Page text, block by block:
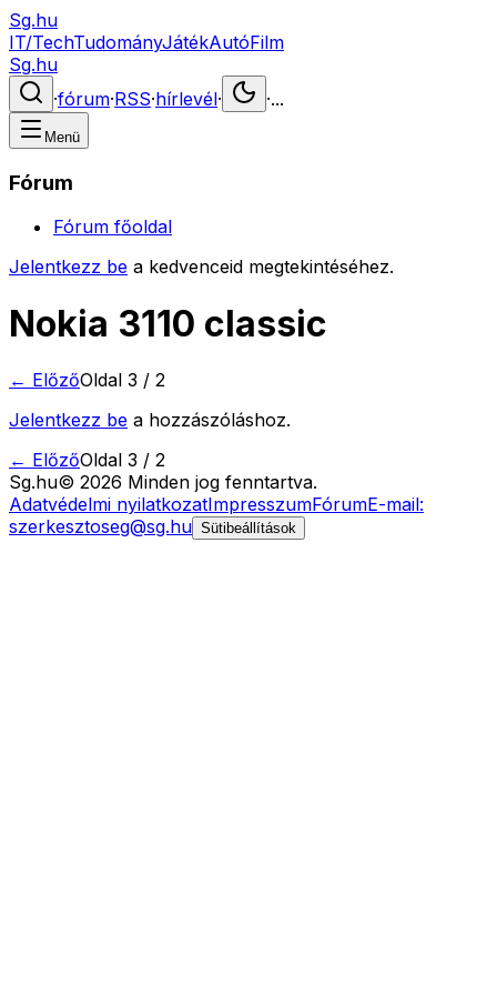
Sg.hu
IT/TechTudományJátékAutóFilm
Sg.hu
·fórum·RSS·hírlevél· ·...
Menü
Fórum
Fórum főoldal
Jelentkezz be a kedvenceid megtekintéséhez.
Nokia 3110 classic
← ElőzőOldal 3 / 2
Jelentkezz be a hozzászóláshoz.
← ElőzőOldal 3 / 2
Sg.hu© 2026 Minden jog fenntartva.
Adatvédelmi nyilatkozatImpresszumFórumE-mail:
szerkesztoseg@sg.hu Sütibeállítások